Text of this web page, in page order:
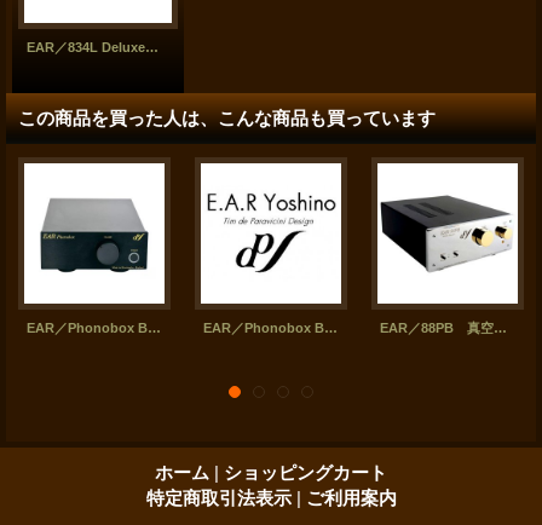
EAR／834L Deluxe 真空管プリアンプ
この商品を買った人は、こんな商品も買っています
EAR／Phonobox Black 真空管フォノ・ステージ EAR／Phonobox Black MM 真空管フォノ・ステージ EAR／88PB 真空管フォノ・ステージ
ホーム | ショッピングカート
特定商取引法表示 | ご利用案内